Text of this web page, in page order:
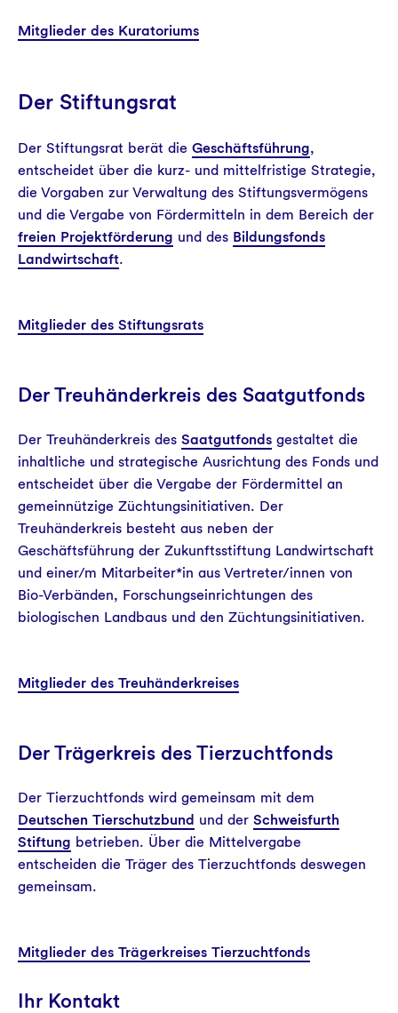
Mitglieder des Kuratoriums
Der Stiftungsrat
Der Stiftungsrat berät die Geschäftsführung,
entscheidet über die kurz- und mittelfristige Strategie,
die Vorgaben zur Verwaltung des Stiftungsvermögens
und die Vergabe von Fördermitteln in dem Bereich der
freien Projektförderung und des Bildungsfonds
Landwirtschaft.
Mitglieder des Stiftungsrats
Der Treuhänderkreis des Saatgutfonds
Der Treuhänderkreis des Saatgutfonds gestaltet die
inhaltliche und strategische Ausrichtung des Fonds und
entscheidet über die Vergabe der Fördermittel an
gemeinnützige Züchtungsinitiativen. Der
Treuhänderkreis besteht aus neben der
Geschäftsführung der Zukunftsstiftung Landwirtschaft
und einer/m Mitarbeiter*in aus Vertreter/innen von
Bio-Verbänden, Forschungseinrichtungen des
biologischen Landbaus und den Züchtungsinitiativen.
Mitglieder des Treuhänderkreises
Der Trägerkreis des Tierzuchtfonds
Der Tierzuchtfonds wird gemeinsam mit dem
Deutschen Tierschutzbund und der Schweisfurth
Stiftung betrieben. Über die Mittelvergabe
entscheiden die Träger des Tierzuchtfonds deswegen
gemeinsam.
Mitglieder des Trägerkreises Tierzuchtfonds
Ihr Kontakt